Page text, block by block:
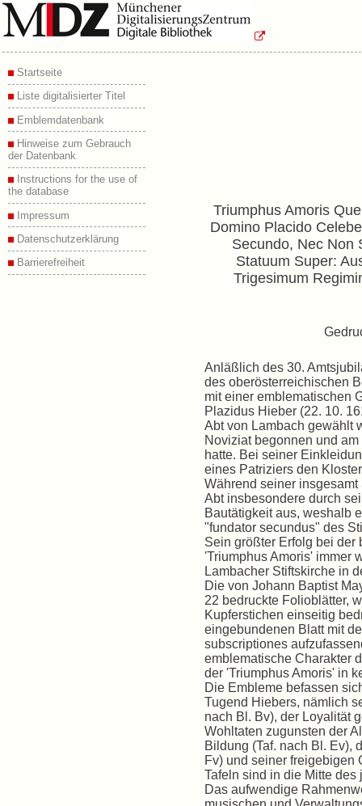
Startseite
Liste digitalisierter Titel
Emblemdatenbank
Hinweise zum Gebrauch
der Datenbank
Instructions for the use of
the database
Impressum
Datenschutzerklärung
Barrierefreiheit
Triumphus Amoris
Domino Placido
Secundo, Nec Non
Statuum Super:
Trigesimum
Anläßlich des 30.
des oberösterreichischen
mit einer emblematischen
Plazidus Hieber (22. 10.
Abt von Lambach gewählt
Noviziat begonnen und
hatte. Bei seiner
eines Patriziers den
Während seiner
Abt insbesondere durch
Bautätigkeit aus, weshalb
"fundator secundus" des
Sein größter Erfolg bei der
'Triumphus Amoris' immer
Lambacher Stiftskirche in
Die von Johann Baptist
22 bedruckte Folioblätter,
Kupferstichen einseitig
eingebundenen Blatt mit
subscriptiones
emblematische Charakter
der 'Triumphus Amoris' in
Die Embleme befassen
Tugend Hiebers, nämlich
nach Bl. Bv), der Loyalität
Wohltaten zugunsten der
Bildung (Taf. nach Bl. Ev),
Fv) und seiner freigebigen
Tafeln sind in die Mitte
Das aufwendige